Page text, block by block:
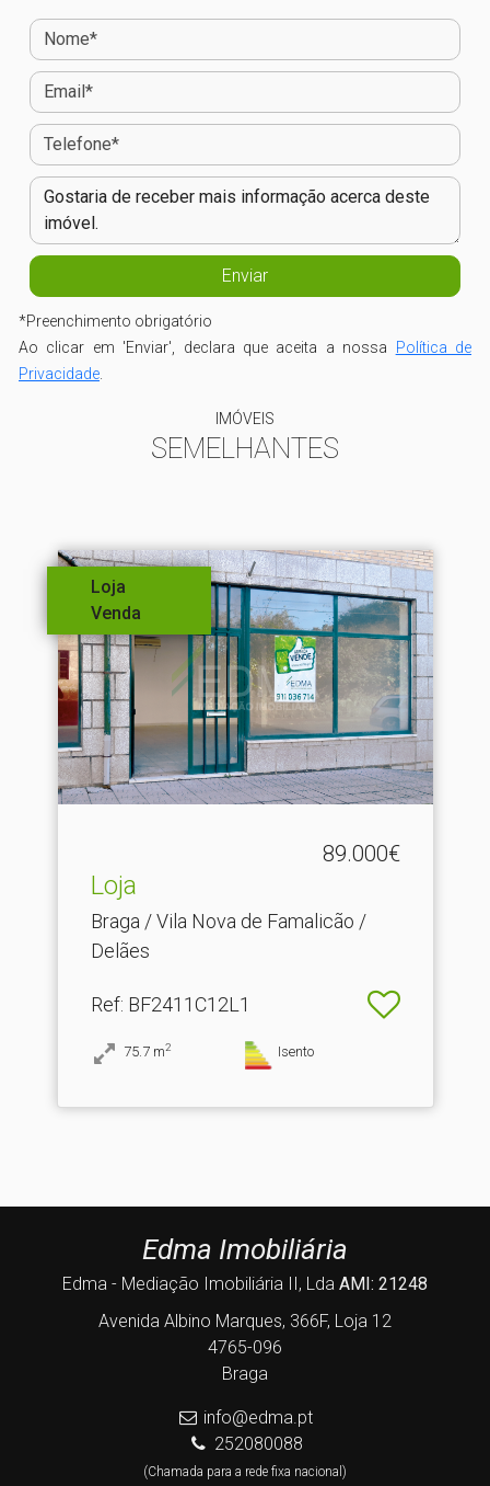
*Preenchimento obrigatório
Ao clicar em 'Enviar', declara que aceita a nossa Política de
Privacidade
IMÓVEIS
SEMELHANTES
Loja
Venda
89.000€
Loja
Braga / Vila Nova de Famalicão /
Delães
Ref: BF2411C12L1
75.7 m2 Isento
Edma Imobiliária
Edma - Mediação Imobiliária II, Lda AMI: 21248
Avenida Albino Marques, 366F, Loja 12
4765-096
Braga
info@edma.pt
252080088
(Chamada para a rede fixa nacional)